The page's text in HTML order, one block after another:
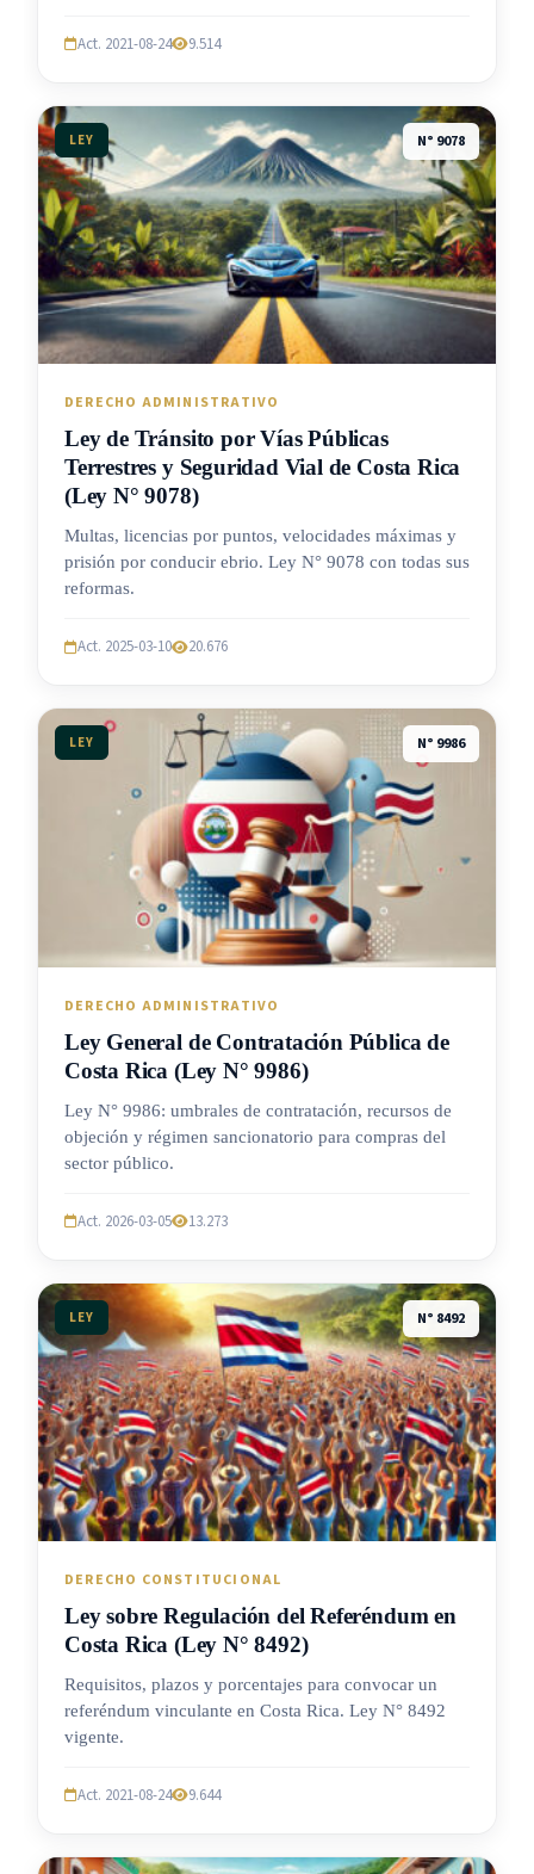
Act. 2021-08-24 9.514
LEY N° 9078
DERECHO ADMINISTRATIVO
Ley de Tránsito por Vías Públicas
Terrestres y Seguridad Vial de Costa Rica
(Ley N° 9078)
Multas, licencias por puntos, velocidades máximas y
prisión por conducir ebrio. Ley N° 9078 con todas sus
reformas.
Act. 2025-03-10 20.676
LEY N° 9986
DERECHO ADMINISTRATIVO
Ley General de Contratación Pública de
Costa Rica (Ley N° 9986)
Ley N° 9986: umbrales de contratación, recursos de
objeción y régimen sancionatorio para compras del
sector público.
Act. 2026-03-05 13.273
LEY N° 8492
DERECHO CONSTITUCIONAL
Ley sobre Regulación del Referéndum en
Costa Rica (Ley N° 8492)
Requisitos, plazos y porcentajes para convocar un
referéndum vinculante en Costa Rica. Ley N° 8492
vigente.
Act. 2021-08-24 9.644